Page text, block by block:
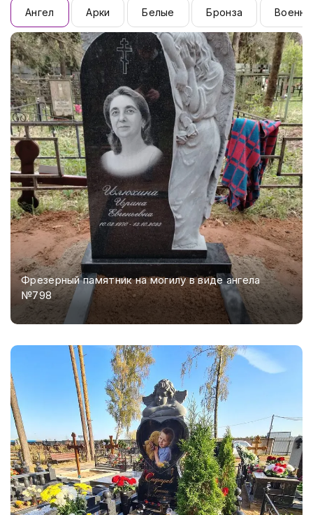
Ангел Арки Белые Бронза
Фрезерный памятник на могилу в виде ангела
№798